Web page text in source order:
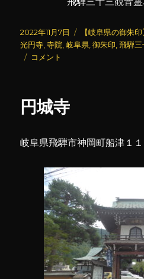
投
稿
日:
2022年11月7日
カ
テ
【岐阜県の御朱印
光円寺 ,寺院 ,岐阜県 ,御朱印 ,飛騨三
光
コメント
円城寺
岐阜県飛騨市神岡町船津１１